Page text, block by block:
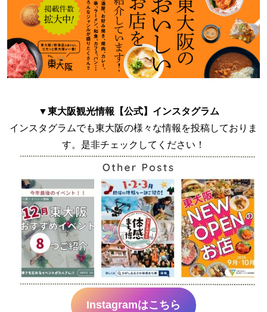
▼東大阪観光情報【公式】インスタグラム
インスタグラムでも東大阪の様々な情報を投稿しておりま
す。是非チェックしてください！
Instagramはこちら